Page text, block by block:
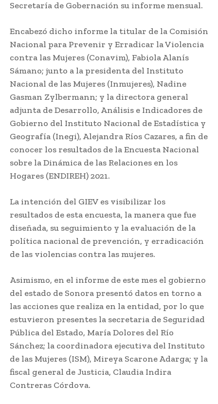
Secretaría de Gobernación su informe mensual.
Encabezó dicho informe la titular de la Comisión
Nacional para Prevenir y Erradicar la Violencia
contra las Mujeres (Conavim), Fabiola Alanís
Sámano; junto a la presidenta del Instituto
Nacional de las Mujeres (Inmujeres), Nadine
Gasman Zylbermann; y la directora general
adjunta de Desarrollo, Análisis e Indicadores de
Gobierno del Instituto Nacional de Estadística y
Geografía (Inegi), Alejandra Ríos Cazares, a fin de
conocer los resultados de la Encuesta Nacional
sobre la Dinámica de las Relaciones en los
Hogares (ENDIREH) 2021.
La intención del GIEV es visibilizar los
resultados de esta encuesta, la manera que fue
diseñada, su seguimiento y la evaluación de la
política nacional de prevención, y erradicación
de las violencias contra las mujeres.
Asimismo, en el informe de este mes el gobierno
del estado de Sonora presentó datos en torno a
las acciones que realiza en la entidad, por lo que
estuvieron presentes la secretaria de Seguridad
Pública del Estado, María Dolores del Río
Sánchez; la coordinadora ejecutiva del Instituto
de las Mujeres (ISM), Mireya Scarone Adarga; y la
fiscal general de Justicia, Claudia Indira
Contreras Córdova.